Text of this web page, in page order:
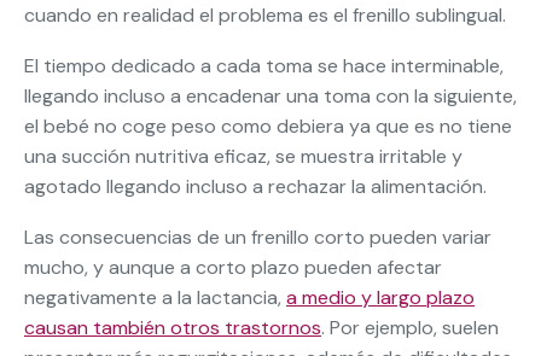
cuando en realidad el problema es el frenillo sublingual.
El tiempo dedicado a cada toma se hace interminable,
llegando incluso a encadenar una toma con la siguiente,
el bebé no coge peso como debiera ya que es no tiene
una succión nutritiva eficaz, se muestra irritable y
agotado llegando incluso a rechazar la alimentación.
Las consecuencias de un frenillo corto pueden variar
mucho, y aunque a corto plazo pueden afectar
negativamente a la lactancia, a medio y largo plazo
causan también otros trastornos. Por ejemplo, suelen